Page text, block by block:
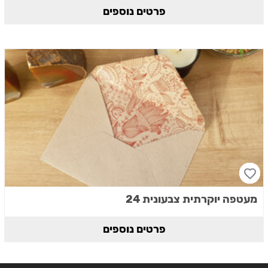
פרטים נוספים
מעטפה יוקרתית צבעונית 24
פרטים נוספים